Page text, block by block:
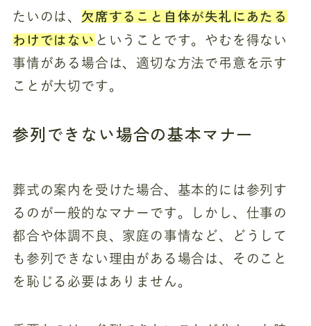
たいのは、 欠席すること自体が失礼にあたる
わけではない ということです。やむを得ない
事情がある場合は、適切な方法で弔意を示す
ことが大切です。
参列できない場合の基本マナー
葬式の案内を受けた場合、基本的には参列す
るのが一般的なマナーです。しかし、仕事の
都合や体調不良、家庭の事情など、どうして
も参列できない理由がある場合は、そのこと
を恥じる必要はありません。